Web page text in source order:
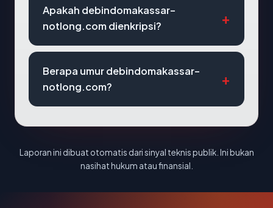
Apakah debindomakassar-
notlong.com dienkripsi?
Berapa umur debindomakassar-
notlong.com?
Laporan ini dibuat otomatis dari sinyal teknis publik. Ini bukan
nasihat hukum atau finansial.